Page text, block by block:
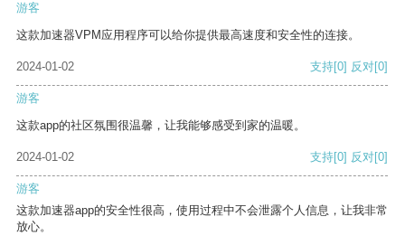
游客
这款加速器VPM应用程序可以给你提供最高速度和安全性的连接。
2024-01-02 支持[0] 反对[0]
游客
这款app的社区氛围很温馨，让我能够感受到家的温暖。
2024-01-02 支持[0] 反对[0]
游客
这款加速器app的安全性很高，使用过程中不会泄露个人信息，让我非常
放心。